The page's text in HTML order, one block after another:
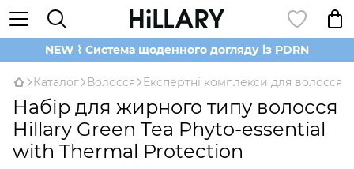
NEW ⌇ Система щоденного догляду із PDRN
Каталог Волосся Експертні комплекси для волосся
Набір для жирного типу волосся
Hillary Green Tea Phyto-essential
with Thermal Protection